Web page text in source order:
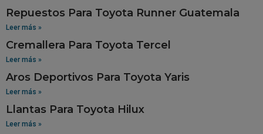
Repuestos Para Toyota Runner Guatemala
Leer más »
Cremallera Para Toyota Tercel
Leer más »
Aros Deportivos Para Toyota Yaris
Leer más »
Llantas Para Toyota Hilux
Leer más »